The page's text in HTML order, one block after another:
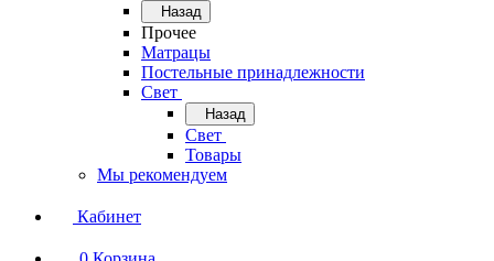
Назад
Прочее
Матрацы
Постельные принадлежности
Свет
Назад
Свет
Товары
Мы рекомендуем
Кабинет